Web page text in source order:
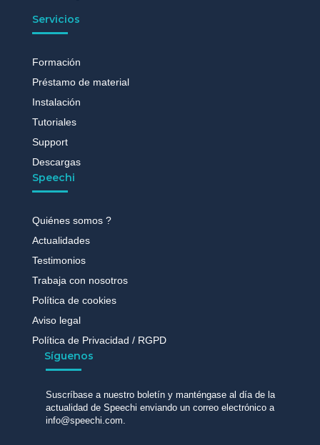
Servicios
Formación
Préstamo de material
Instalación
Tutoriales
Support
Descargas
Speechi
Quiénes somos ?
Actualidades
Testimonios
Trabaja con nosotros
Política de cookies
Aviso legal
Política de Privacidad / RGPD
Síguenos
Suscríbase a nuestro boletín y manténgase al día de la
actualidad de Speechi enviando un correo electrónico a
info@speechi.com.